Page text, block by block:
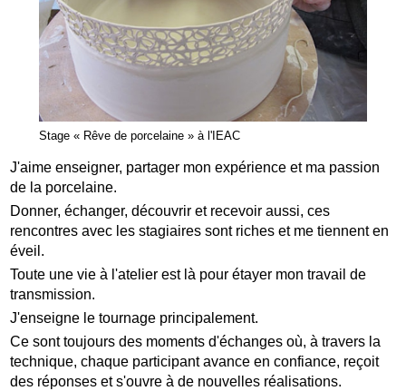
Stage « Rêve de porcelaine » à l'IEAC
J'aime enseigner, partager mon expérience et ma passion
de la porcelaine.
Donner, échanger, découvrir et recevoir aussi, ces
rencontres avec les stagiaires sont riches et me tiennent en
éveil.
Toute une vie à l'atelier est là pour étayer mon travail de
transmission.
J'enseigne le tournage principalement.
Ce sont toujours des moments d'échanges où, à travers la
technique, chaque participant avance en confiance, reçoit
des réponses et s'ouvre à de nouvelles réalisations.